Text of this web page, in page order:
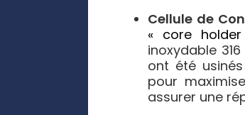
Cellule de
« core
inoxydable
ont été
pour
assurer une